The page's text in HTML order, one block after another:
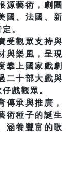
源藝術，劇團
國、法國、新
。
受觀眾支持與
與樂風，呈現
攀上國家戲劇
二十部大戲與
戲觀眾。
傳承與推廣，
術種子的誕生
涵養豐富的歌